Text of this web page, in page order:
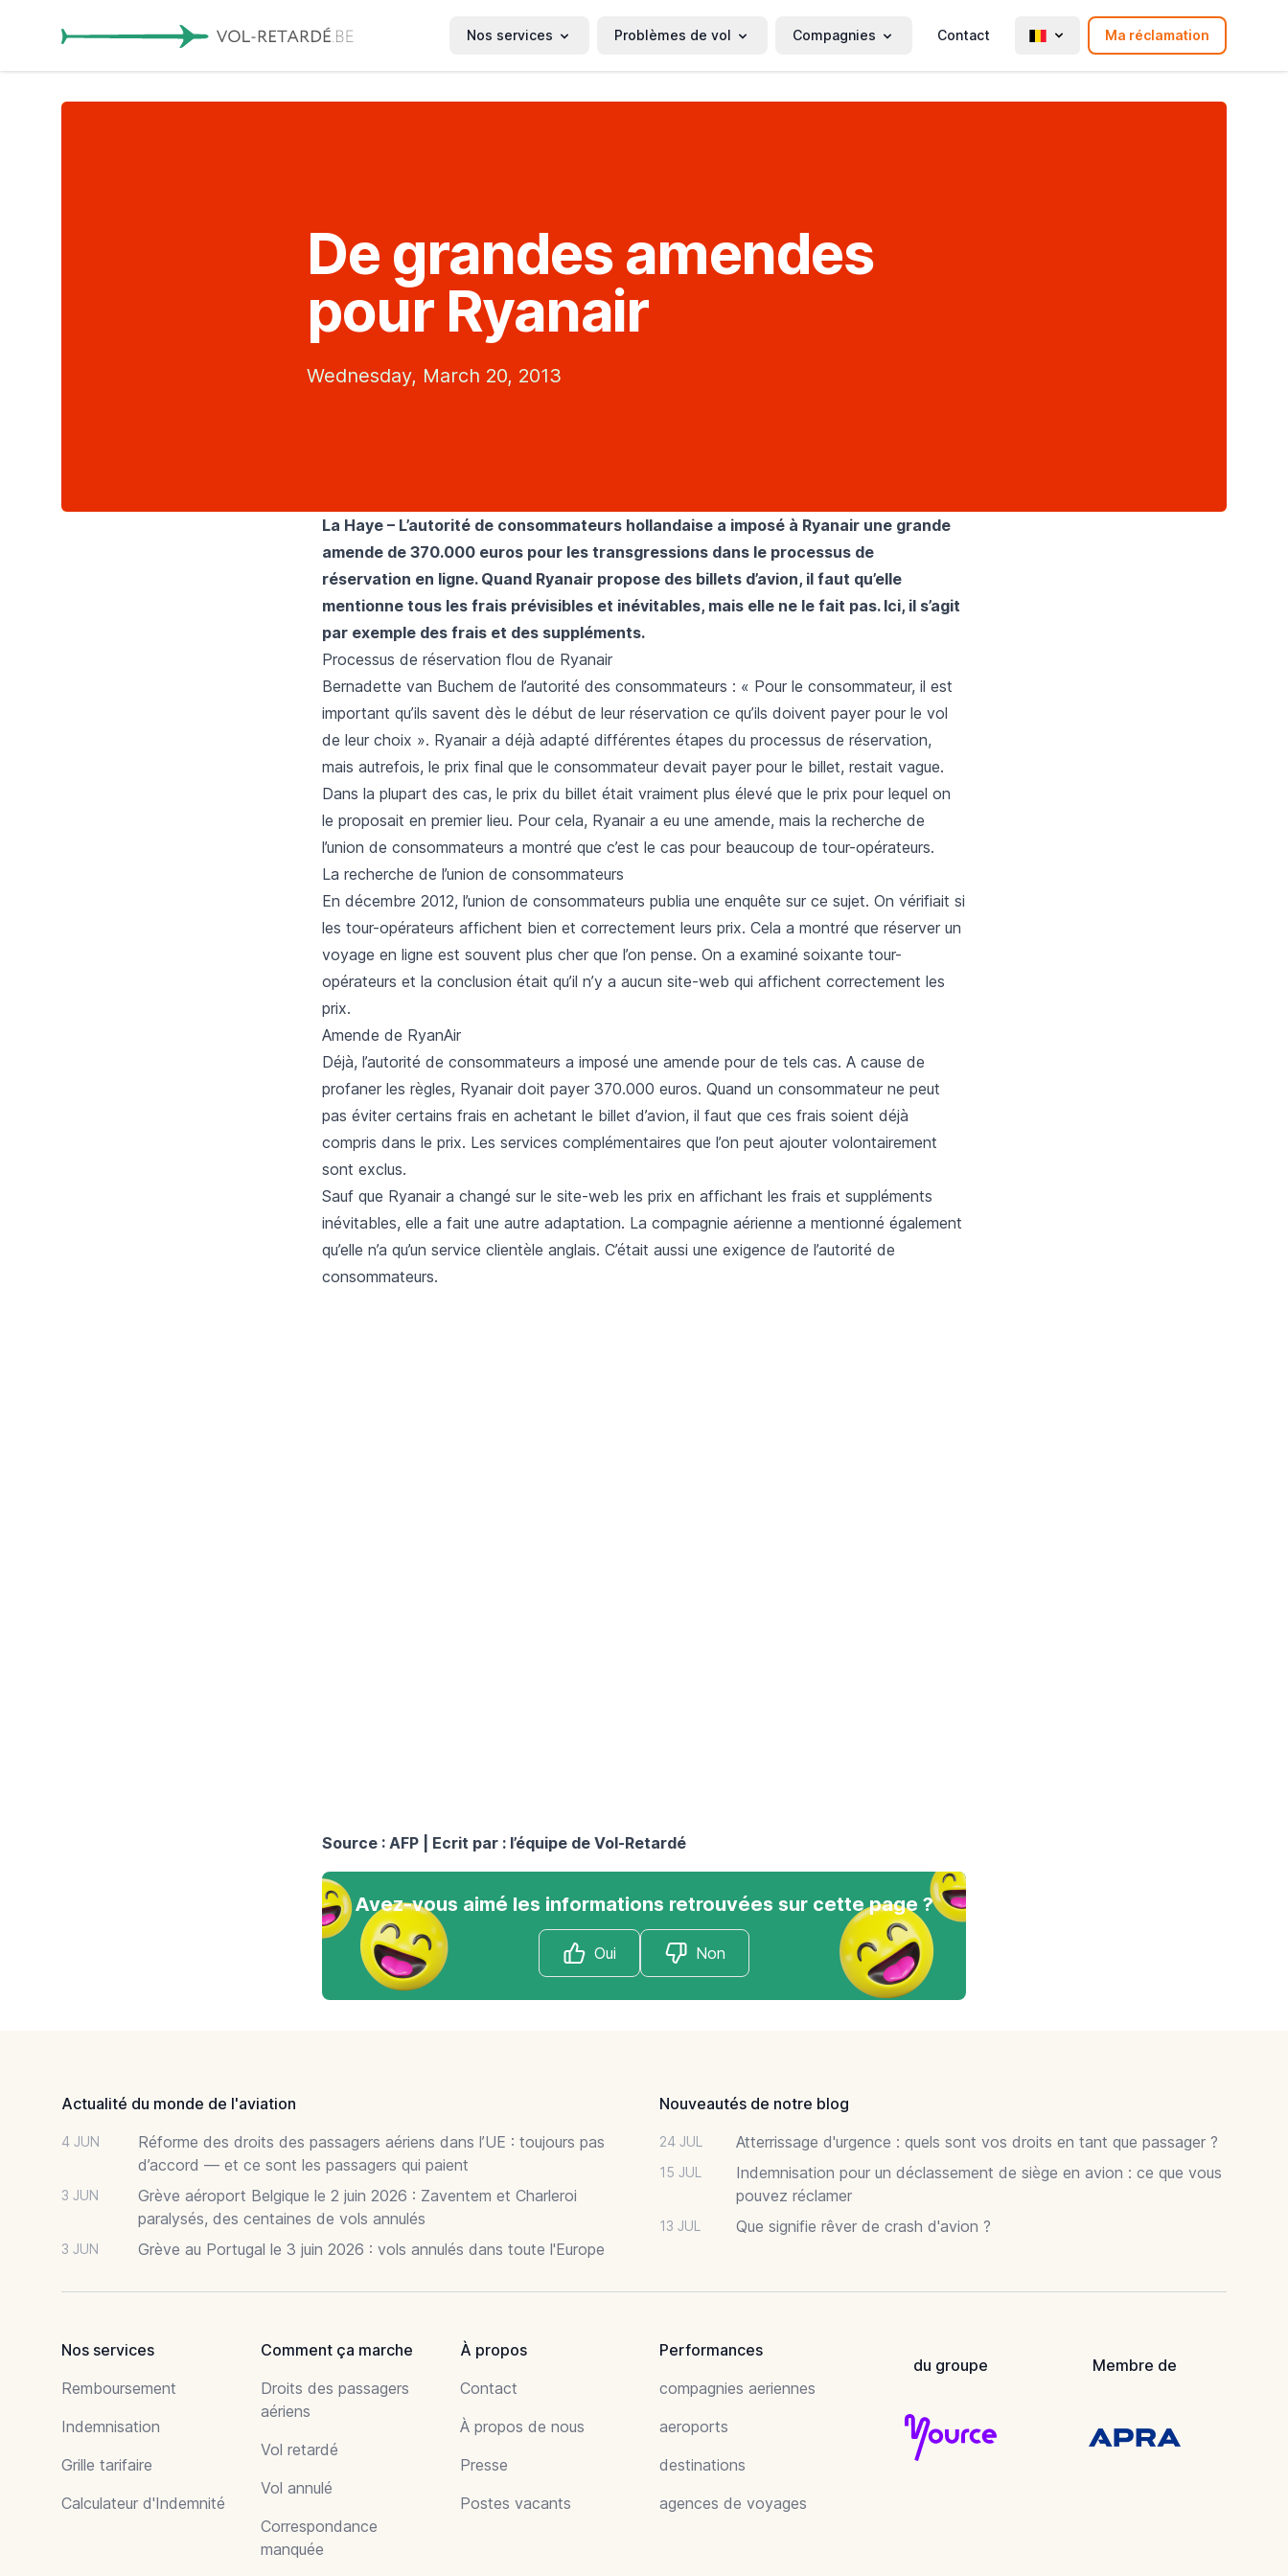
Nos services Problèmes de vol Compagnies Contact Ma réclamation
De grandes amendes
pour Ryanair
Wednesday, March 20, 2013
La Haye – L’autorité de consommateurs hollandaise a imposé à Ryanair une grande
amende de 370.000 euros pour les transgressions dans le processus de
réservation en ligne. Quand Ryanair propose des billets d’avion, il faut qu’elle
mentionne tous les frais prévisibles et inévitables, mais elle ne le fait pas. Ici, il s’agit
par exemple des frais et des suppléments.
Processus de réservation flou de Ryanair
Bernadette van Buchem de l’autorité des consommateurs : « Pour le consommateur, il est
important qu’ils savent dès le début de leur réservation ce qu’ils doivent payer pour le vol
de leur choix ». Ryanair a déjà adapté différentes étapes du processus de réservation,
mais autrefois, le prix final que le consommateur devait payer pour le billet, restait vague.
Dans la plupart des cas, le prix du billet était vraiment plus élevé que le prix pour lequel on
le proposait en premier lieu. Pour cela, Ryanair a eu une amende, mais la recherche de
l’union de consommateurs a montré que c’est le cas pour beaucoup de tour-opérateurs.
La recherche de l’union de consommateurs
En décembre 2012, l’union de consommateurs publia une enquête sur ce sujet. On vérifiait si
les tour-opérateurs affichent bien et correctement leurs prix. Cela a montré que réserver un
voyage en ligne est souvent plus cher que l’on pense. On a examiné soixante tour-
opérateurs et la conclusion était qu’il n’y a aucun site-web qui affichent correctement les
prix.
Amende de RyanAir
Déjà, l’autorité de consommateurs a imposé une amende pour de tels cas. A cause de
profaner les règles, Ryanair doit payer 370.000 euros. Quand un consommateur ne peut
pas éviter certains frais en achetant le billet d’avion, il faut que ces frais soient déjà
compris dans le prix. Les services complémentaires que l’on peut ajouter volontairement
sont exclus.
Sauf que Ryanair a changé sur le site-web les prix en affichant les frais et suppléments
inévitables, elle a fait une autre adaptation. La compagnie aérienne a mentionné également
qu’elle n’a qu’un service clientèle anglais. C’était aussi une exigence de l’autorité de
consommateurs.
Source : AFP | Ecrit par : l’équipe de Vol-Retardé
Avez-vous aimé les informations retrouvées sur cette page ?
Oui Non
Actualité du monde de l'aviation
4 JUN
Réforme des droits des passagers aériens dans l’UE : toujours pas
d’accord — et ce sont les passagers qui paient
3 JUN
Grève aéroport Belgique le 2 juin 2026 : Zaventem et Charleroi
paralysés, des centaines de vols annulés
3 JUN Grève au Portugal le 3 juin 2026 : vols annulés dans toute l'Europe
Nouveautés de notre blog
24 JUL Atterrissage d'urgence : quels sont vos droits en tant que passager ?
15 JUL
Indemnisation pour un déclassement de siège en avion : ce que vous
pouvez réclamer
13 JUL Que signifie rêver de crash d'avion ?
Nos services
Remboursement
Indemnisation
Grille tarifaire
Calculateur d'Indemnité
Comment ça marche
Droits des passagers
aériens
Vol retardé
Vol annulé
Correspondance
manquée
À propos
Contact
À propos de nous
Presse
Postes vacants
Performances
compagnies aeriennes
aeroports
destinations
agences de voyages
du groupe Membre de